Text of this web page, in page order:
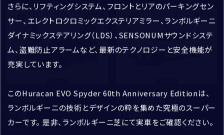
採用情報 新着
Revuelto
応談
新着
Bentayga Speed
支払総額：
39,900,000
さらに、リフティングシステム、フロントとリアのパーキングセン
サー、エレクトロクロミックエクステリアミラー、ランボルギーニ
ダイナミックステアリング（LDS）、SENSONUMサウンドシステ
ム、盗難防止アラームなど、最新のテクノロジーと安全機能が
充実しています。
このHuracan EVO Spyder 60th Anniversary Editionは、
ランボルギーニの技術とデザインの粋を集めた究極のスーパー
カーです。 是非、ランボルギーニ芝にて実車をご確認ください。
※半角英数字
住所
住所取得
閉じる
CORNES TOP